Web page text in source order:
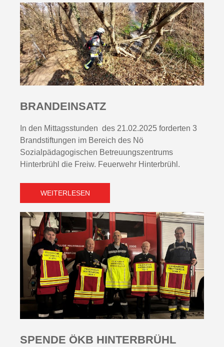
BRANDEINSATZ
In den Mittagsstunden des 21.02.2025 forderten 3
Brandstiftungen im Bereich des Nö
Sozialpädagogischen Betreuungszentrums
Hinterbrühl die Freiw. Feuerwehr Hinterbrühl.
WEITERLESEN
SPENDE ÖKB HINTERBRÜHL